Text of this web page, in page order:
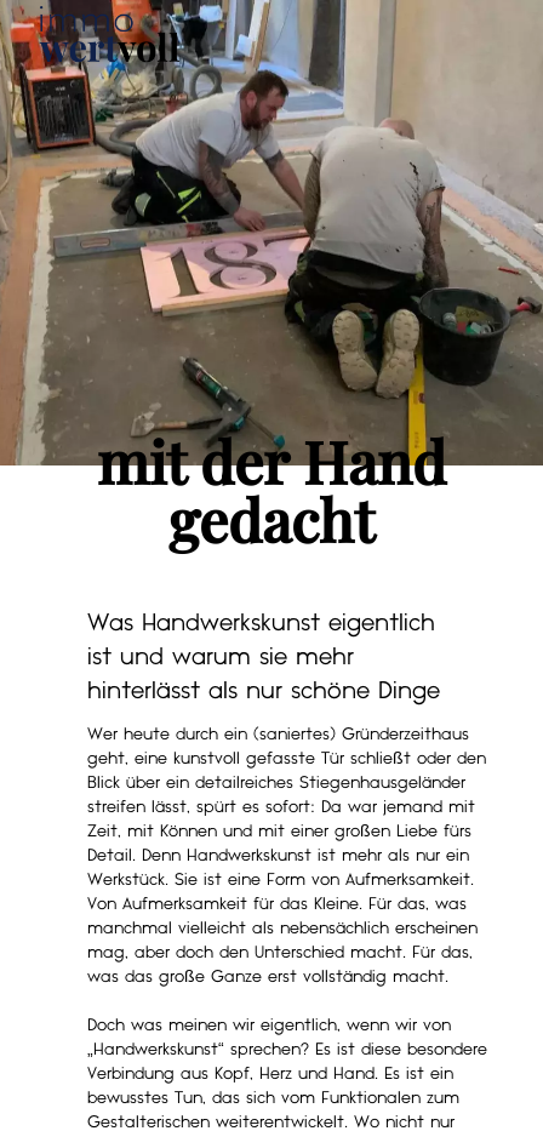
mit der Hand
gedacht
Was Handwerkskunst eigentlich
ist und warum sie mehr
hinterlässt als nur schöne Dinge
Wer heute durch ein (saniertes) Gründerzeithaus
geht, eine kunstvoll gefasste Tür schließt oder den
Blick über ein detailreiches Stiegenhausgeländer
streifen lässt, spürt es sofort: Da war jemand mit
Zeit, mit Können und mit einer großen Liebe fürs
Detail. Denn Handwerkskunst ist mehr als nur ein
Werkstück. Sie ist eine Form von Aufmerksamkeit.
Von Aufmerksamkeit für das Kleine. Für das, was
manchmal vielleicht als nebensächlich erscheinen
mag, aber doch den Unterschied macht. Für das,
was das große Ganze erst vollständig macht.
Doch was meinen wir eigentlich, wenn wir von
„Handwerkskunst“ sprechen? Es ist diese besondere
Verbindung aus Kopf, Herz und Hand. Es ist ein
bewusstes Tun, das sich vom Funktionalen zum
Gestalterischen weiterentwickelt. Wo nicht nur